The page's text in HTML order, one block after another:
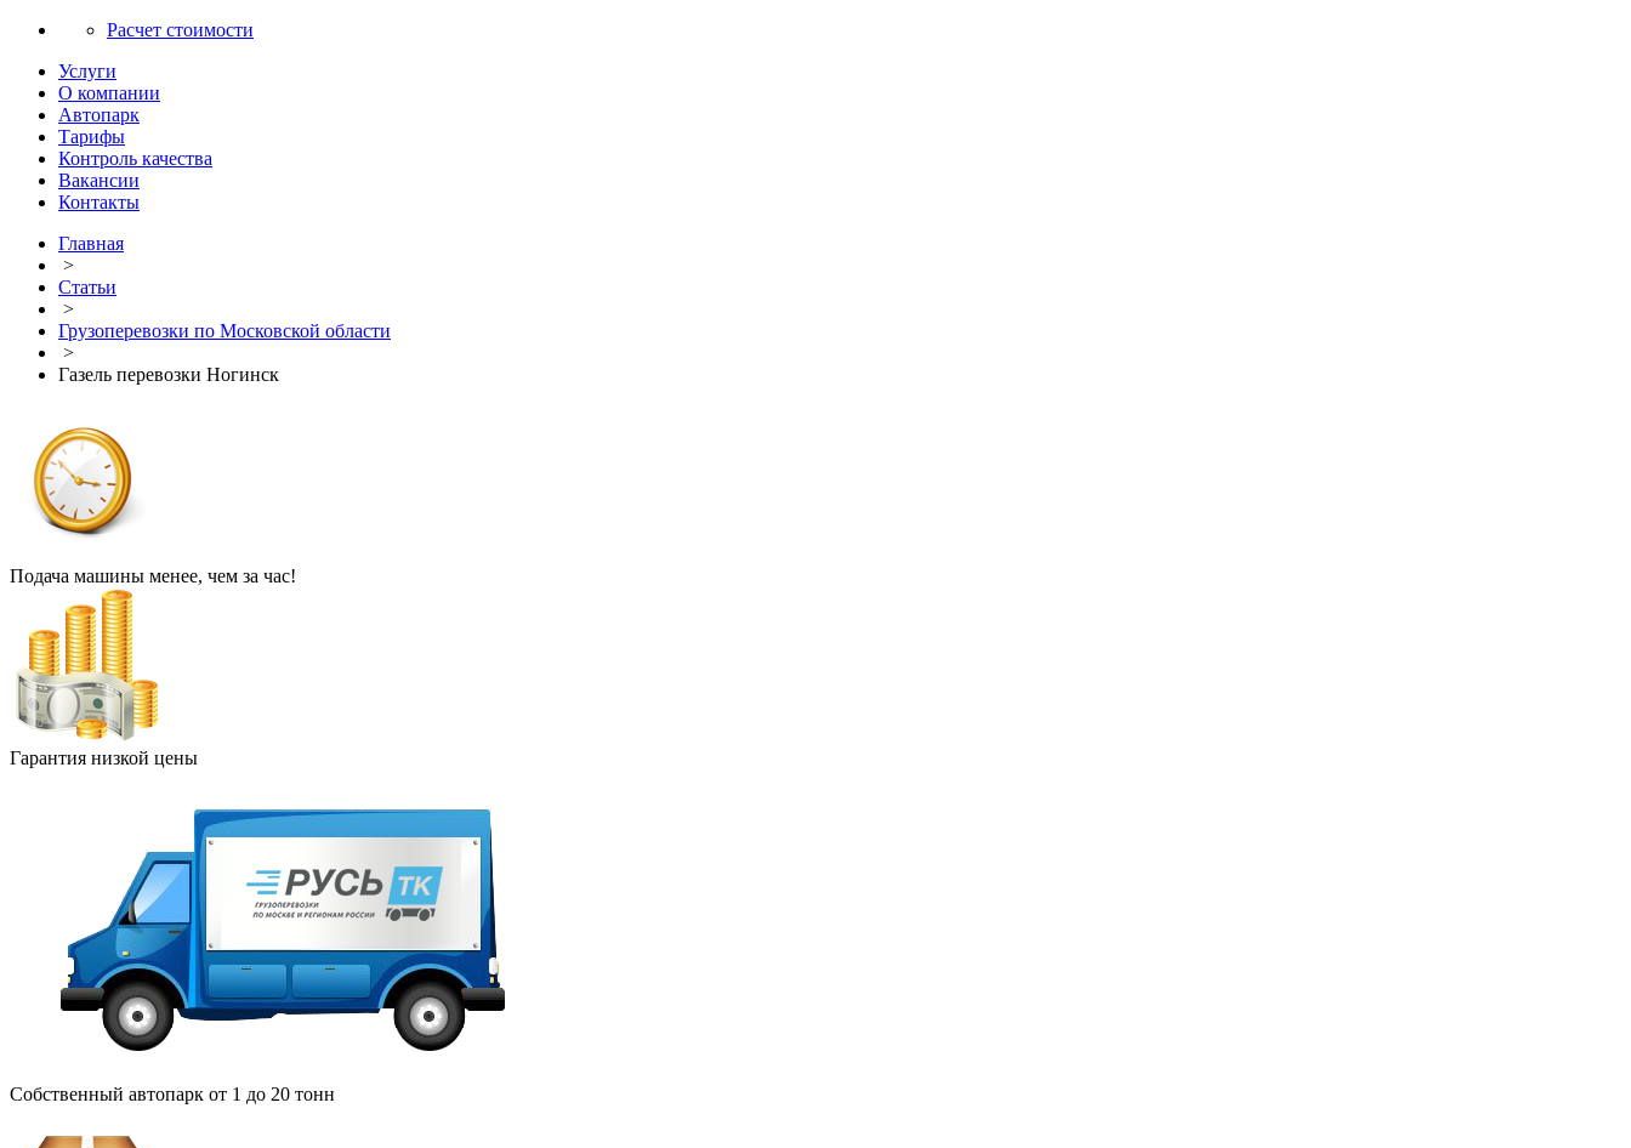
Расчет стоимости
Услуги
О компании
Автопарк
Тарифы
Контроль качества
Вакансии
Контакты
Главная
>
Статьи
>
Грузоперевозки по Московской области
>
Газель перевозки Ногинск
Подача машины менее, чем за час!
Гарантия низкой цены
Собственный автопарк от 1 до 20 тонн